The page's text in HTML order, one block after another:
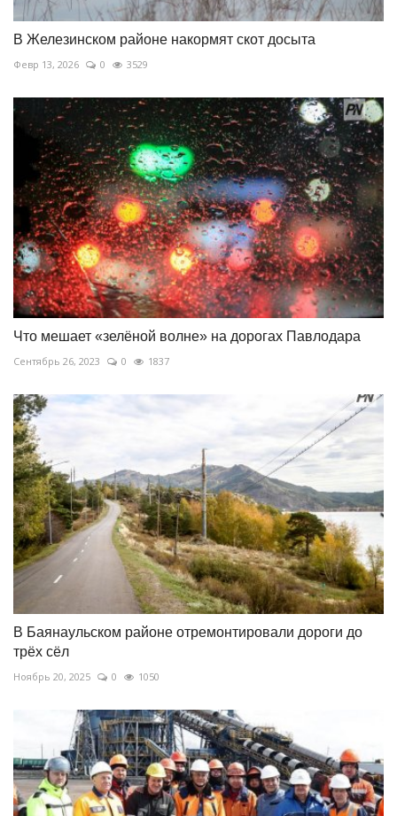
В Железинском районе накормят скот досыта
Февр 13, 2026 0 3529
Что мешает «зелёной волне» на дорогах Павлодара
Сентябрь 26, 2023 0 1837
В Баянаульском районе отремонтировали дороги до
трёх сёл
Ноябрь 20, 2025 0 1050